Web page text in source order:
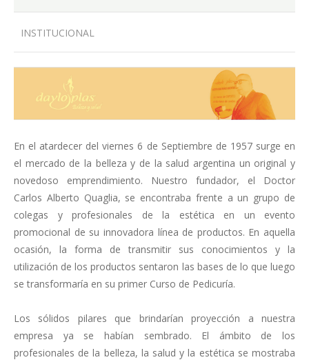
LOCALES
PRODUCTOS
CONTACTO
INSTITUCIONAL
En el atardecer del viernes 6 de Septiembre de 1957 surge en
el mercado de la belleza y de la salud argentina un original y
novedoso emprendimiento. Nuestro fundador, el Doctor
Carlos Alberto Quaglia, se encontraba frente a un grupo de
colegas y profesionales de la estética en un evento
promocional de su innovadora línea de productos. En aquella
ocasión, la forma de transmitir sus conocimientos y la
utilización de los productos sentaron las bases de lo que luego
se transformaría en su primer Curso de Pedicuría.
Los sólidos pilares que brindarían proyección a nuestra
empresa ya se habían sembrado. El ámbito de los
profesionales de la belleza, la salud y la estética se mostraba